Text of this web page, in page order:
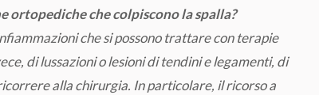
ortopediche che colpiscono la spalla?
che si possono trattare con terapie
di lussazioni o lesioni di tendini e legamenti, di
alla chirurgia. In particolare, il ricorso a